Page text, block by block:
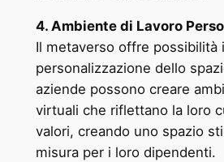
4. Ambiente di Lavoro
Il metaverso offre possibilità
personalizzazione dello
aziende possono creare
virtuali che riflettano la loro
valori, creando uno spazio
misura per i loro dipendenti.